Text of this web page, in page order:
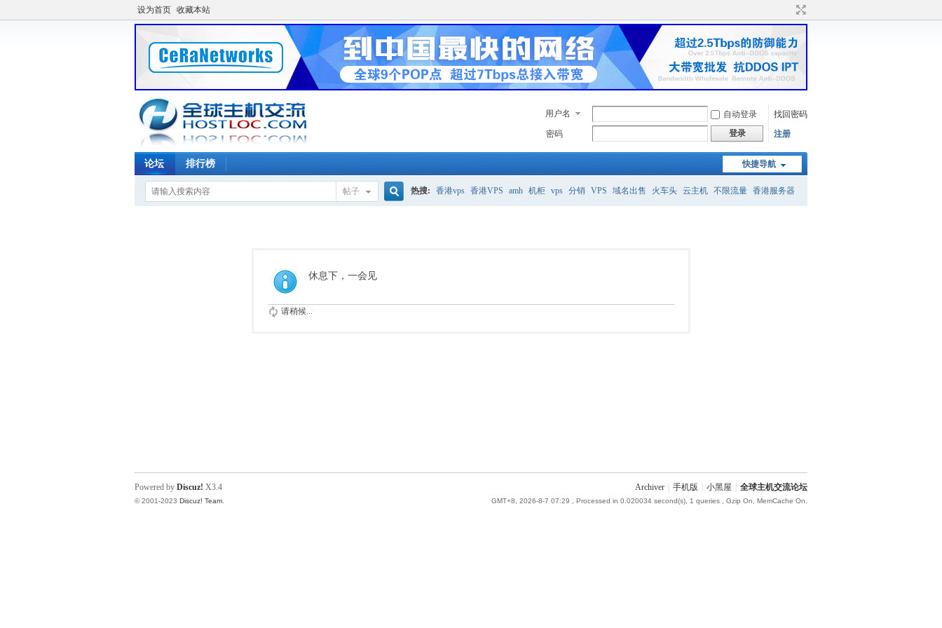
设为首页 收藏本站
用户名 自动登录
找回密码
密码
登录 注册
快捷导航
论坛 排行榜
帖子 热搜: 香港vps 香港VPS amh 机柜 vps 分销 VPS 域名出售 火车头 云主机 不限流量 香港服务器
休息下，一会见
请稍候...
Archiver 手机版 小黑屋 全球主机交流论坛
GMT+8, 2026-8-7 07:29 , Processed in 0.020034 second(s), 1 queries , Gzip On, MemCache On.
Powered by Discuz! X3.4
© 2001-2023 Discuz! Team